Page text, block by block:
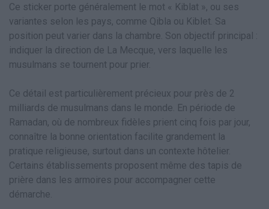
Ce sticker porte généralement le mot « Kiblat », ou ses
variantes selon les pays, comme Qibla ou Kiblet. Sa
position peut varier dans la chambre. Son objectif principal :
indiquer la direction de La Mecque, vers laquelle les
musulmans se tournent pour prier.
Ce détail est particulièrement précieux pour près de 2
milliards de musulmans dans le monde. En période de
Ramadan, où de nombreux fidèles prient cinq fois par jour,
connaître la bonne orientation facilite grandement la
pratique religieuse, surtout dans un contexte hôtelier.
Certains établissements proposent même des tapis de
prière dans les armoires pour accompagner cette
démarche.